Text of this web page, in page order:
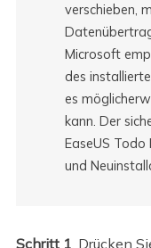
verschieben,
Microsoft
des
es
kann. Der
EaseUS
und
Schritt 1 . Drücken